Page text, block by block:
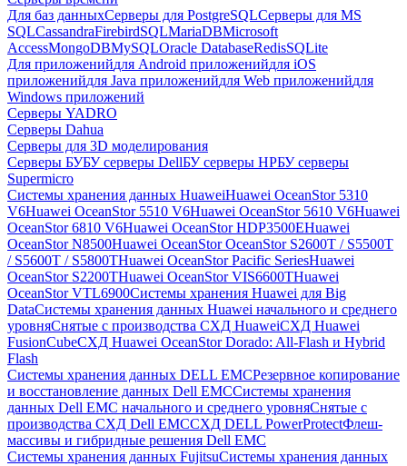
Для баз данныхСерверы для PostgreSQLСерверы для MS
SQLCassandraFirebirdSQLMariaDBMicrosoft
AccessMongoDBMySQLOracle DatabaseRedisSQLite
Для приложенийдля Android приложенийдля iOS
приложенийдля Java приложенийдля Web приложенийдля
Windows приложений
Серверы YADRO
Серверы Dahua
Серверы для 3D моделирования
Серверы БУБУ серверы DellБУ серверы HPБУ серверы
Supermicro
Системы хранения данных HuaweiHuawei OceanStor 5310
V6Huawei OceanStor 5510 V6Huawei OceanStor 5610 V6Huawei
OceanStor 6810 V6Huawei OceanStor HDP3500EHuawei
OceanStor N8500Huawei OceanStor OceanStor S2600T / S5500T
/ S5600T / S5800THuawei OceanStor Pacific SeriesHuawei
OceanStor S2200THuawei OceanStor VIS6600THuawei
OceanStor VTL6900Системы хранения Huawei для Big
DataСистемы хранения данных Huawei начального и среднего
уровняСнятые с производства СХД HuaweiСХД Huawei
FusionCubeСХД Huawei OceanStor Dorado: All-Flash и Hybrid
Flash
Системы хранения данных DELL EMCРезервное копирование
и восстановление данных Dell EMCСистемы хранения
данных Dell EMC начального и среднего уровняСнятые с
производства СХД Dell EMCСХД DELL PowerProtectФлеш-
массивы и гибридные решения Dell EMC
Системы хранения данных FujitsuСистемы хранения данных